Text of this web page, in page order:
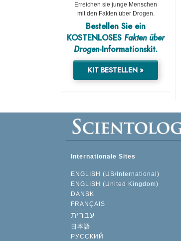
Erreichen sie junge Menschen
mit den Fakten über Drogen.
Bestellen Sie ein
KOSTENLOSES Fakten über
Drogen-Informationskit.
KIT BESTELLEN »
Internationale Sites
ENGLISH (US/International)
ENGLISH (United Kingdom)
DANSK
FRANÇAIS
עברית
日本語
РУССКИЙ